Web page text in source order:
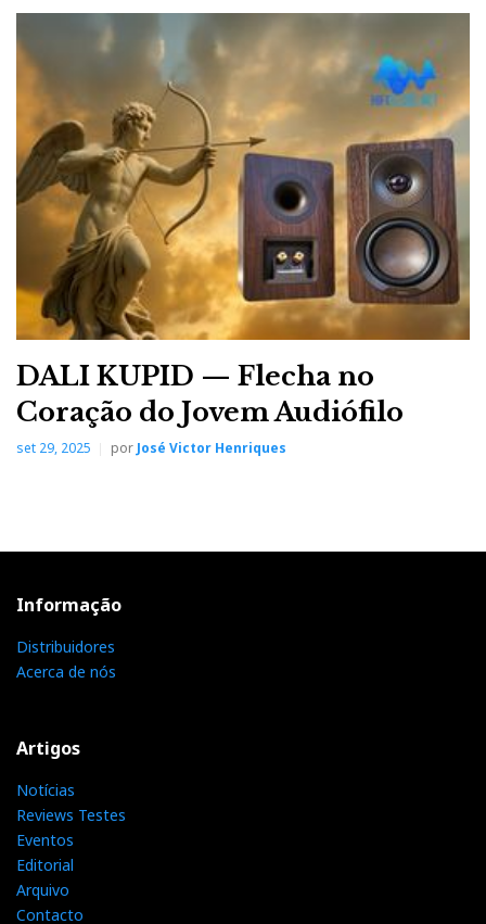
DALI KUPID — Flecha no
Coração do Jovem Audiófilo
set 29, 2025 porJosé Victor Henriques
Informação
Distribuidores
Acerca de nós
Artigos
Notícias
Reviews Testes
Eventos
Editorial
Arquivo
Contacto